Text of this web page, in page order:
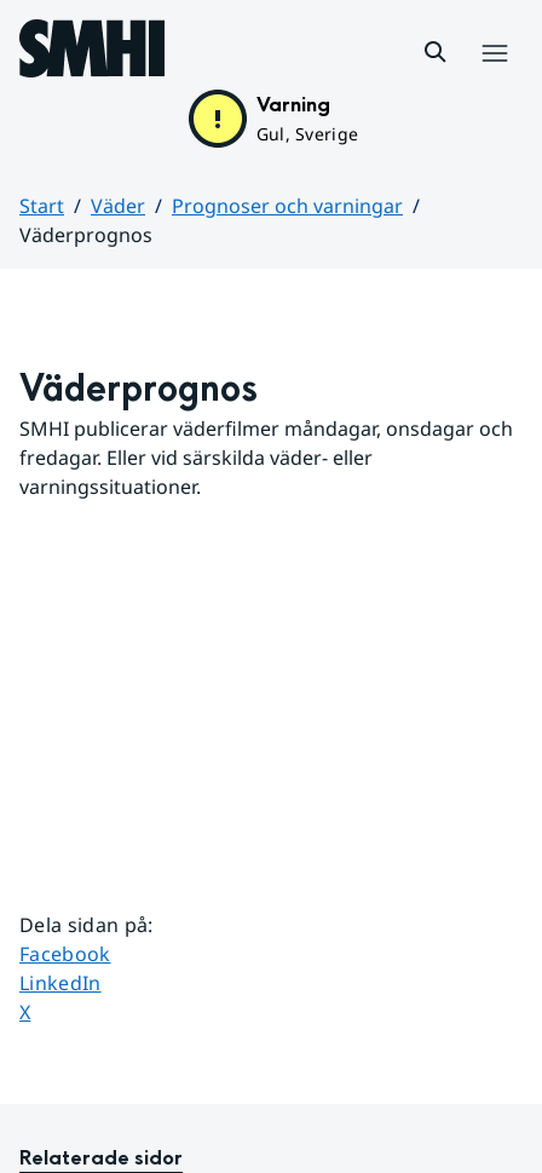
Hoppa till sidans innehåll
Varning
Gul, Sverige
Start Väder
Prognoser och varningar
Väderprognos
Väderprognos
SMHI publicerar väderfilmer måndagar, onsdagar och
fredagar. Eller vid särskilda väder- eller
varningssituationer.
Dela sidan på:
Dela sidan på
Facebook
Dela sidan på
LinkedIn
Dela sidan på
X
Relaterade sidor